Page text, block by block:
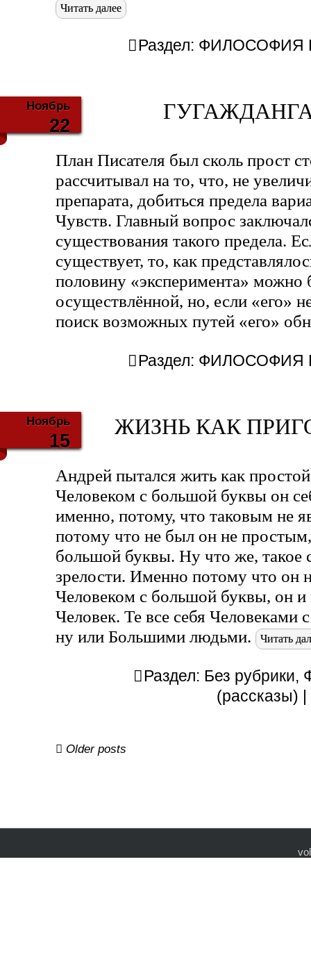
Читать далее
Раздел: ФИЛОСОФИЯ
Ноябрь
22
План Писателя был сколь прост
рассчитывал на то, что, не
препарата, добиться предела
Чувств. Главный вопрос
существования такого предела.
существует, то, как
половину «эксперимента» можно
осуществлённой, но, если «его»
поиск возможных путей «его»
Раздел: ФИЛОСОФИЯ
Ноябрь
15
ЖИЗНЬ КАК
Андрей пытался жить как
Человеком с большой буквы он
именно, потому, что таковым не
потому что не был он не
большой буквы. Ну что же, такое
зрелости. Именно потому что он
Человеком с большой буквы, он и
Человек. Те все себя Человеками
ну или Большими людьми.
Читать
Раздел: Без рубрики,
(рассказы) |
поOlder posts